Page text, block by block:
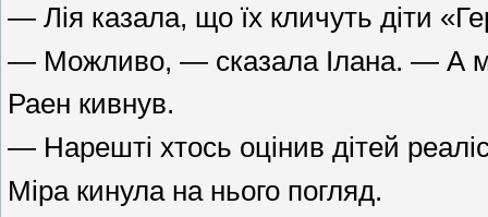
— Лія казала, що їх кличуть діти
— Можливо, — сказала Ілана. — А
Раен кивнув.
— Нарешті хтось оцінив дітей
Міра кинула на нього погляд.